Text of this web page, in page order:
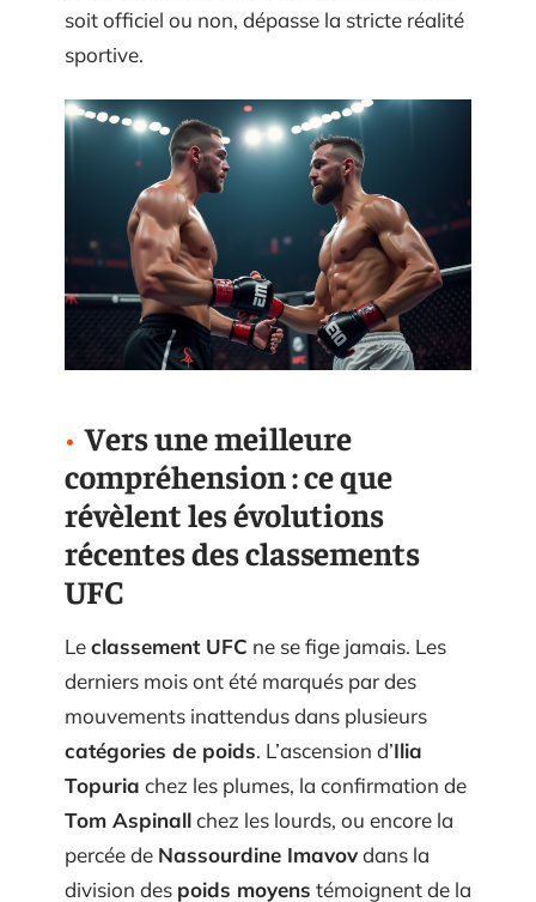
soit officiel ou non, dépasse la stricte réalité
sportive.
Vers une meilleure
compréhension : ce que
révèlent les évolutions
récentes des classements
UFC
Leclassement UFC ne se fige jamais. Les
derniers mois ont été marqués par des
mouvements inattendus dans plusieurs
catégories de poids. L’ascension d’Ilia
Topuria chez les plumes, la confirmation de
Tom Aspinallchez les lourds, ou encore la
percée de Nassourdine Imavovdans la
division des poids moyens témoignent de la